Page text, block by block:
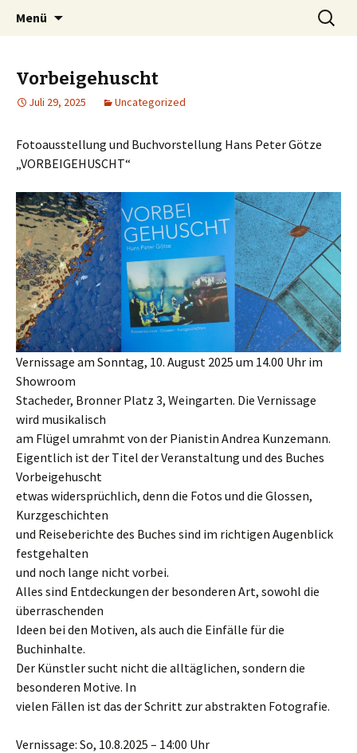
Kulanzamt
…muss man nicht, aber kann man machen
Menü
Suchen
nach:
Vorbeigehuscht
Juli 29, 2025 Uncategorized
Fotoausstellung und Buchvorstellung Hans Peter Götze
„VORBEIGEHUSCHT“
Vernissage am Sonntag, 10. August 2025 um 14.00 Uhr im
Showroom
Stacheder, Bronner Platz 3, Weingarten. Die Vernissage
wird musikalisch
am Flügel umrahmt von der Pianistin Andrea Kunzemann.
Eigentlich ist der Titel der Veranstaltung und des Buches
Vorbeigehuscht
etwas widersprüchlich, denn die Fotos und die Glossen,
Kurzgeschichten
und Reiseberichte des Buches sind im richtigen Augenblick
festgehalten
und noch lange nicht vorbei.
Alles sind Entdeckungen der besonderen Art, sowohl die
überraschenden
Ideen bei den Motiven, als auch die Einfälle für die
Buchinhalte.
Der Künstler sucht nicht die alltäglichen, sondern die
besonderen Motive. In
vielen Fällen ist das der Schritt zur abstrakten Fotografie.
Vernissage: So, 10.8.2025 – 14:00 Uhr